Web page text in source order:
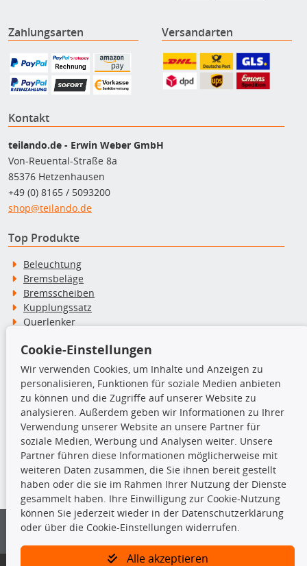
Zahlungsarten Versandarten
Kontakt
teilando.de - Erwin Weber GmbH
Von-Reuental-Straße 8a
85376 Hetzenhausen
+49 (0) 8165 / 5093200
shop@teilando.de
Top Produkte
Beleuchtung
Bremsbeläge
Bremsscheiben
Kupplungssatz
Querlenker
Stoßdämpfer
TecDoc Inside
Die hier angezeigten Daten insbesondere die gesamte Datenbank dürfen
nicht kopiert werden.
Es ist zu unterlassen, die Daten oder die gesamte Datenbank ohne
vorherige Zustimmung von TecDoc zu vervielfältigen, zu verbreiten
und/oder diese Handlungen durch Dritte ausführen zu lassen. Ein
Bitte prüfen Sie, ob das über unseren Onlineshop identifizierte Ersatzteil
Cookie-Einstellungen
Wir verwenden Cookies, um Inhalte und Anzeigen zu
personalisieren, Funktionen für soziale Medien anbieten
zu können und die Zugriffe auf unserer Website zu
analysieren. Außerdem geben wir Informationen zu Ihrer
Verwendung unserer Website an unsere Partner für
soziale Medien, Werbung und Analysen weiter. Unsere
Partner führen diese Informationen möglicherweise mit
weiteren Daten zusammen, die Sie ihnen bereit gestellt
haben oder die sie im Rahmen Ihrer Nutzung der Dienste
gesammelt haben. Ihre Einwilligung zur Cookie-Nutzung
können Sie jederzeit wieder in der Datenschutzerklärung
oder über die Cookie-Einstellungen widerrufen.
Alle akzeptieren